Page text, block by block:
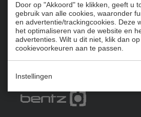
Door op "Akkoord" te klikken, geeft u
gebruik van alle cookies, waaronder
en advertentie/trackingcookies. Deze
het optimaliseren van de website en
advertenties. Wilt u dit niet, klik dan
cookievoorkeuren aan te passen.
Instellingen